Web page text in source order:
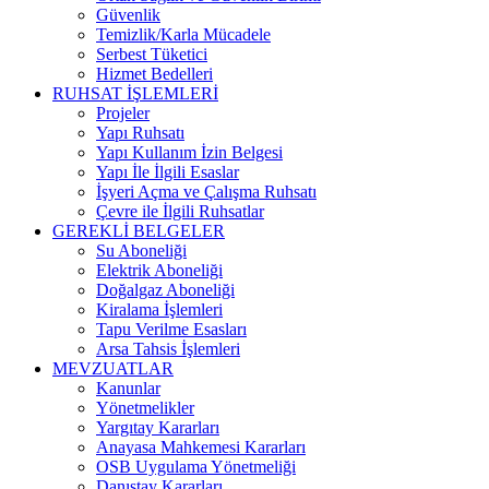
Güvenlik
Temizlik/Karla Mücadele
Serbest Tüketici
Hizmet Bedelleri
RUHSAT İŞLEMLERİ
Projeler
Yapı Ruhsatı
Yapı Kullanım İzin Belgesi
Yapı İle İlgili Esaslar
İşyeri Açma ve Çalışma Ruhsatı
Çevre ile İlgili Ruhsatlar
GEREKLİ BELGELER
Su Aboneliği
Elektrik Aboneliği
Doğalgaz Aboneliği
Kiralama İşlemleri
Tapu Verilme Esasları
Arsa Tahsis İşlemleri
MEVZUATLAR
Kanunlar
Yönetmelikler
Yargıtay Kararları
Anayasa Mahkemesi Kararları
OSB Uygulama Yönetmeliği